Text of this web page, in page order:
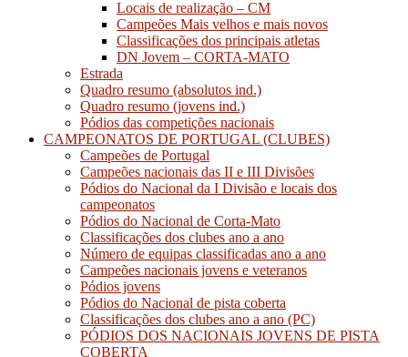
Locais de realização – CM
Campeões Mais velhos e mais novos
Classificações dos principais atletas
DN Jovem – CORTA-MATO
Estrada
Quadro resumo (absolutos ind.)
Quadro resumo (jovens ind.)
Pódios das competições nacionais
CAMPEONATOS DE PORTUGAL (CLUBES)
Campeões de Portugal
Campeões nacionais das II e III Divisões
Pódios do Nacional da I Divisão e locais dos
campeonatos
Pódios do Nacional de Corta-Mato
Classificações dos clubes ano a ano
Número de equipas classificadas ano a ano
Campeões nacionais jovens e veteranos
Pódios jovens
Pódios do Nacional de pista coberta
Classificações dos clubes ano a ano (PC)
PÓDIOS DOS NACIONAIS JOVENS DE PISTA
COBERTA